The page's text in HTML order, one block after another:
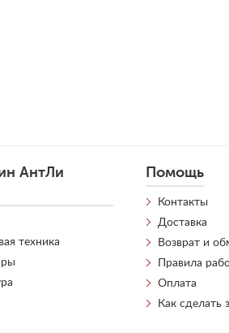
АнтЛи
техника
Помощь
Контакты
Доставка
Возврат и
Правила
Оплата
Как сделать